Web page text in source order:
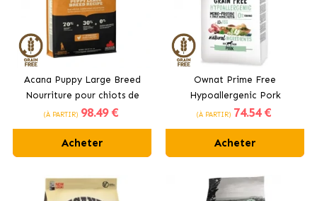
Acana Puppy Large Breed
Nourriture pour chiots de
grandes races au poulet
(À PARTIR) 98.49 €
Acheter
Ownat Prime Free
Hypoallergenic Pork
Croquettes pour Chiens avec
(À PARTIR) 74.54 €
Acheter